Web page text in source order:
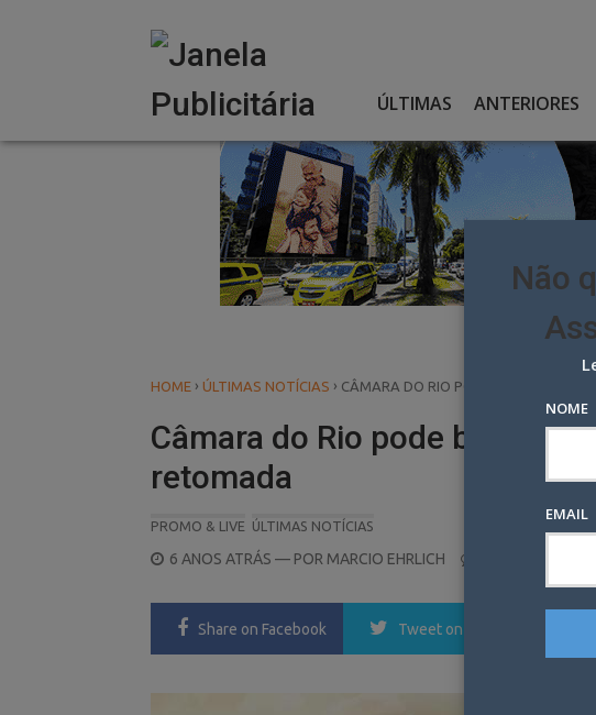
ÚLTIMAS ANTERIORES
HOME › ÚLTIMAS NOTÍCIAS › CÂMARA DO RIO PODE BAIXAR ISS
Câmara do Rio pode baixar
retomada
PROMO & LIVE ÚLTIMAS NOTÍCIAS
POSTED
6 ANOS ATRÁS — POR MARCIO EHRLICH
Share on Facebook Tweet on Twitter
Não
NOME
EMAIL